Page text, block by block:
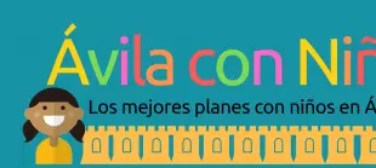
content